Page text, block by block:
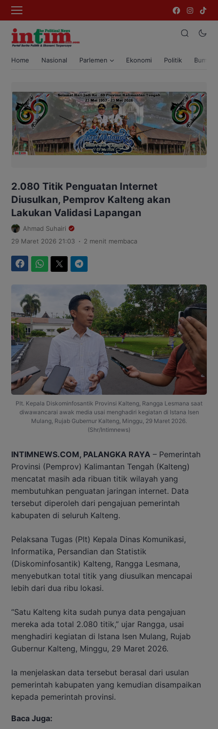
Home Nasional Parlemen Ekonomi Politik Bumi
2.080 Titik Penguatan Internet
Diusulkan, Pemprov Kalteng akan
Lakukan Validasi Lapangan
Ahmad Suhairi
29 Maret 2026 21:03 . 2 menit membaca
Plt. Kepala Diskominfosantik Provinsi Kalteng, Rangga Lesmana saat
diwawancarai awak media usai menghadiri kegiatan di Istana Isen
Mulang, Rujab Gubernur Kalteng, Minggu, 29 Maret 2026.
(Shr/Intimnews)
INTIMNEWS.COM, PALANGKA RAYA – Pemerintah
Provinsi (Pemprov) Kalimantan Tengah (Kalteng)
mencatat masih ada ribuan titik wilayah yang
membutuhkan penguatan jaringan internet. Data
tersebut diperoleh dari pengajuan pemerintah
kabupaten di seluruh Kalteng.
Pelaksana Tugas (Plt) Kepala Dinas Komunikasi,
Informatika, Persandian dan Statistik
(Diskominfosantik) Kalteng, Rangga Lesmana,
menyebutkan total titik yang diusulkan mencapai
lebih dari dua ribu lokasi.
“Satu Kalteng kita sudah punya data pengajuan
mereka ada total 2.080 titik,” ujar Rangga, usai
menghadiri kegiatan di Istana Isen Mulang, Rujab
Gubernur Kalteng, Minggu, 29 Maret 2026.
Ia menjelaskan data tersebut berasal dari usulan
pemerintah kabupaten yang kemudian disampaikan
kepada pemerintah provinsi.
Baca Juga: